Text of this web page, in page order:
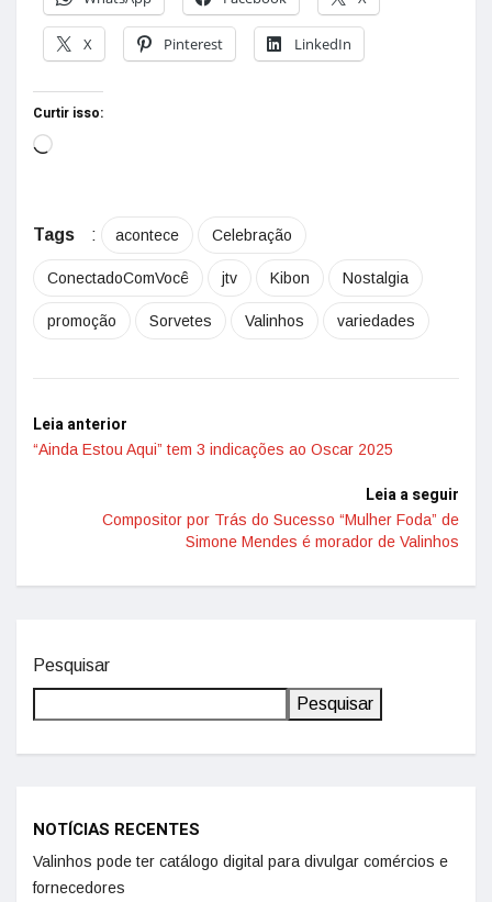
X Pinterest LinkedIn
Curtir isso:
Tags : acontece Celebração
ConectadoComVocê jtv Kibon Nostalgia
promoção Sorvetes Valinhos variedades
Leia anterior
“Ainda Estou Aqui” tem 3 indicações ao Oscar 2025
Leia a seguir
Compositor por Trás do Sucesso “Mulher Foda” de
Simone Mendes é morador de Valinhos
Pesquisar
Pesquisar
NOTÍCIAS RECENTES
Valinhos pode ter catálogo digital para divulgar comércios e
fornecedores